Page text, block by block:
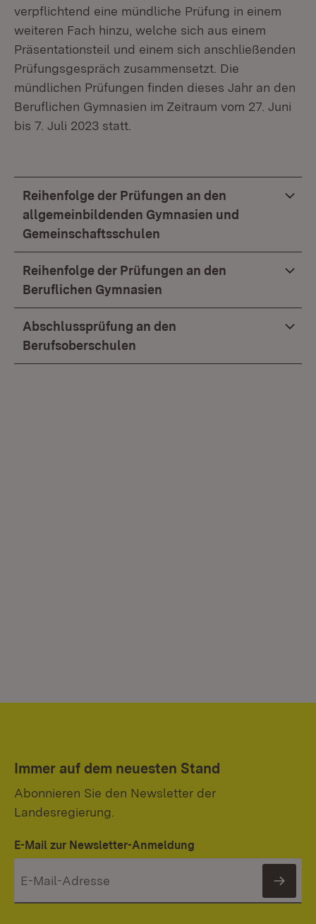
verpflichtend eine mündliche Prüfung in einem
weiteren Fach hinzu, welche sich aus einem
Präsentationsteil und einem sich anschließenden
Prüfungsgespräch zusammensetzt. Die
mündlichen Prüfungen finden dieses Jahr an den
Beruflichen Gymnasien im Zeitraum vom 27. Juni
bis 7. Juli 2023 statt.
Reihenfolge der Prüfungen an den
allgemeinbildenden Gymnasien und
Gemeinschaftsschulen
Reihenfolge der Prüfungen an den
Beruflichen Gymnasien
Abschlussprüfung an den
Berufsoberschulen
Immer auf dem neuesten Stand
Abonnieren Sie den Newsletter der
Landesregierung.
E-Mail zur Newsletter-Anmeldung